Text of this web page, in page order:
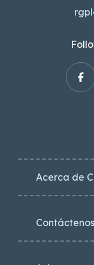
Acerca de
Contáctenos